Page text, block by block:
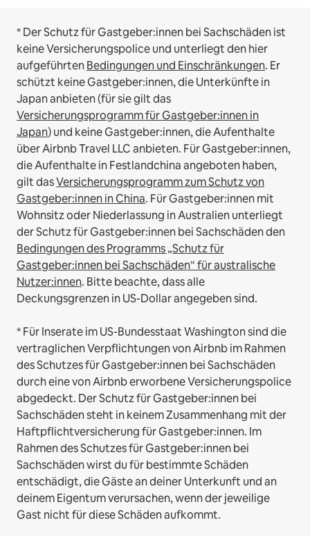
* Der Schutz für Gastgeber:innen bei Sachschäden ist
keine Versicherungspolice und unterliegt den hier
aufgeführtenBedingungen und Einschränkungen. Er
schützt keine Gastgeber:innen, die Unterkünfte in
Japan anbieten (für sie gilt das
Versicherungsprogramm für Gastgeber:innen in
Japan) und keine Gastgeber:innen, die Aufenthalte
über Airbnb Travel LLC anbieten. Für Gastgeber:innen,
die Aufenthalte in Festlandchina angeboten haben,
gilt dasVersicherungsprogramm zum Schutz von
Gastgeber:innen in China. Für Gastgeber:innen mit
Wohnsitz oder Niederlassung in Australien unterliegt
der Schutz für Gastgeber:innen bei Sachschäden den
Bedingungen des Programms „Schutz für
Gastgeber:innen bei Sachschäden“ für australische
Nutzer:innen. Bitte beachte, dass alle
Deckungsgrenzen in US-Dollar angegeben sind.
* Für Inserate im US-Bundesstaat Washington sind die
vertraglichen Verpflichtungen von Airbnb im Rahmen
des Schutzes für Gastgeber:innen bei Sachschäden
durch eine von Airbnb erworbene Versicherungspolice
abgedeckt. Der Schutz für Gastgeber:innen bei
Sachschäden steht in keinem Zusammenhang mit der
Haftpflichtversicherung für Gastgeber:innen. Im
Rahmen des Schutzes für Gastgeber:innen bei
Sachschäden wirst du für bestimmte Schäden
entschädigt, die Gäste an deiner Unterkunft und an
deinem Eigentum verursachen, wenn der jeweilige
Gast nicht für diese Schäden aufkommt.